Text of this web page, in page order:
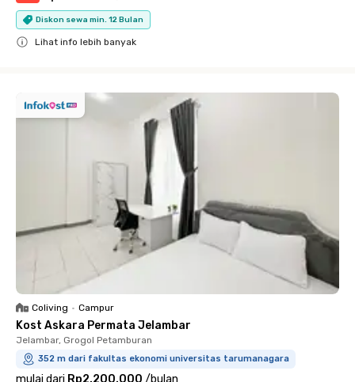
Diskon sewa min. 12 Bulan
Lihat info lebih banyak
Coliving • Campur
Kost Askara Permata Jelambar
Jelambar, Grogol Petamburan
352 m dari fakultas ekonomi universitas tarumanagara
mulai dari Rp2.200.000 /bulan